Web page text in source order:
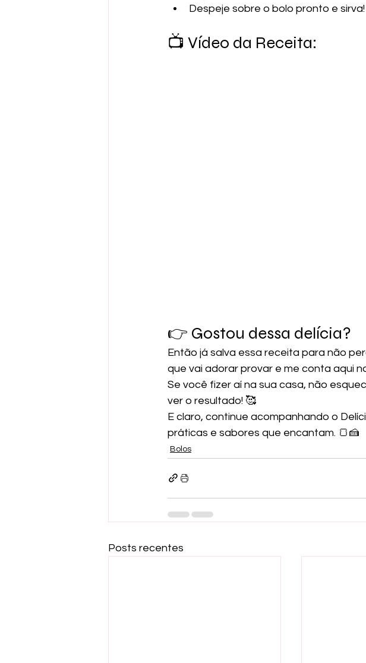
Despeje sobre o bolo pronto e
📺 Vídeo da Receita:
👉 Gostou dessa delícia?
Então já salva essa receita para não
que vai adorar provar e me conta aqui
Se você fizer aí na sua casa, não
ver o resultado! 🥰
E claro, continue acompanhando o
práticas e sabores que encantam. 🍞🍰
Bolos
Posts recentes